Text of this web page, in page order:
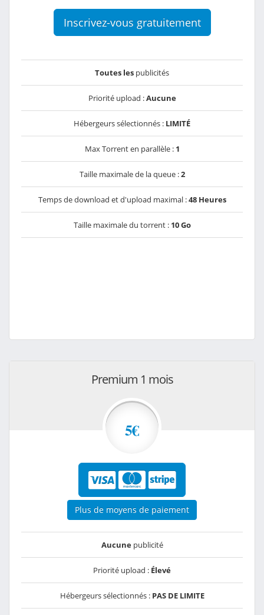
Inscrivez-vous gratuitement
Toutes les publicités
Priorité upload :Aucune
Hébergeurs sélectionnés : LIMITÉ
Max Torrent en parallèle : 1
Taille maximale de la queue :2
Temps de download et d'upload maximal :48 Heures
Taille maximale du torrent : 10 Go
Premium 1 mois
5€
Plus de moyens de paiement
Aucunepublicité
Priorité upload : Élevé
Hébergeurs sélectionnés : PAS DE LIMITE